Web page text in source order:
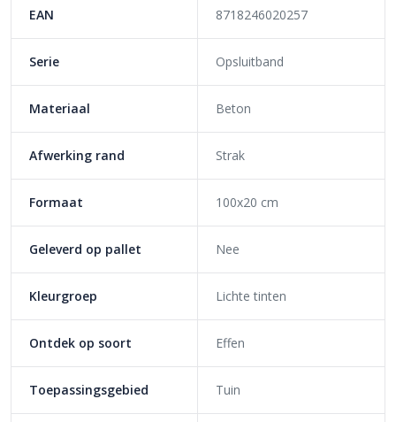
EAN 8718246020257
Serie Opsluitband
Materiaal Beton
Afwerking rand Strak
Formaat 100x20 cm
Geleverd op pallet Nee
Kleurgroep Lichte tinten
Ontdek op soort Effen
Toepassingsgebied Tuin